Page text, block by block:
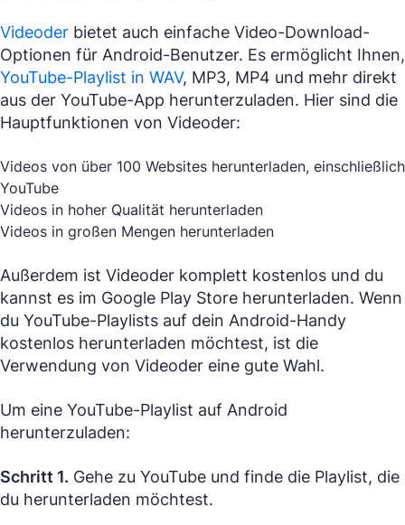
Videoder bietet auch einfache Video-Download-
Optionen für Android-Benutzer. Es ermöglicht Ihnen,
YouTube-Playlist in WAV, MP3, MP4 und mehr direkt
aus der YouTube-App herunterzuladen. Hier sind die
Hauptfunktionen von Videoder:
Videos von über 100 Websites herunterladen, einschließlich
YouTube
Videos in hoher Qualität herunterladen
Videos in großen Mengen herunterladen
Außerdem ist Videoder komplett kostenlos und du
kannst es im Google Play Store herunterladen. Wenn
du YouTube-Playlists auf dein Android-Handy
kostenlos herunterladen möchtest, ist die
Verwendung von Videoder eine gute Wahl.
Um eine YouTube-Playlist auf Android
herunterzuladen:
Schritt 1. Gehe zu YouTube und finde die Playlist, die
du herunterladen möchtest.